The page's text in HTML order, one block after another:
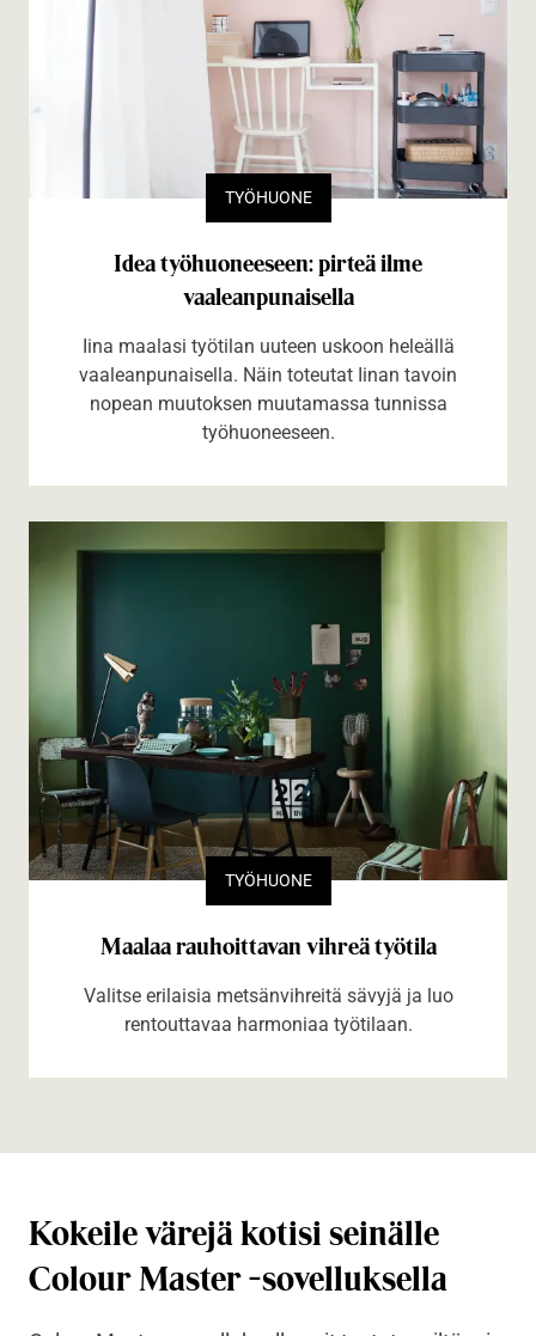
Idea työhuoneeseen: pirteä ilme
vaaleanpunaisella
TYÖHUONE
Iina maalasi työtilan uuteen uskoon heleällä
vaaleanpunaisella. Näin toteutat Iinan tavoin
nopean muutoksen muutamassa tunnissa
työhuoneeseen.
Maalaa rauhoittavan vihreä työtila
TYÖHUONE
Valitse erilaisia metsänvihreitä sävyjä ja luo
rentouttavaa harmoniaa työtilaan.
Kokeile värejä kotisi seinälle
Colour Master -sovelluksella